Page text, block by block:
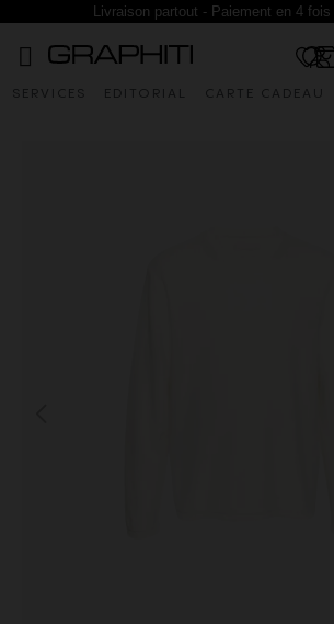
Livraison partout - Paiement en 4
SERVICES EDITORIAL CARTE CADEAU